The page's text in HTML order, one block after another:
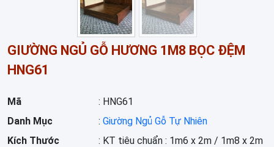
GIƯỜNG NGỦ GỖ HƯƠNG 1M8 BỌC ĐỆM
HNG61
Mã
: HNG61
Danh Mục
:Giường Ngủ Gỗ Tự Nhiên
Kích Thước
: KT tiêu chuẩn : 1m6 x 2m / 1m8 x 2m